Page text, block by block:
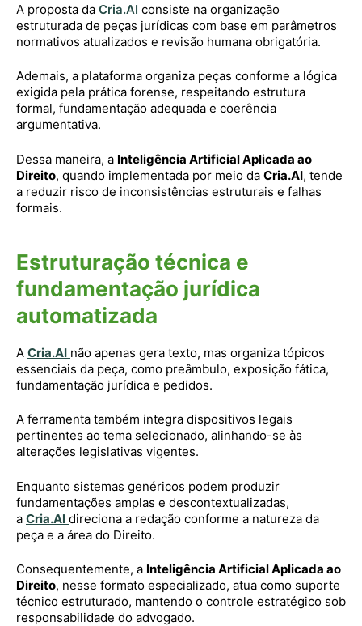
A proposta da Cria.AI consiste na organização
estruturada de peças jurídicas com base em parâmetros
normativos atualizados e revisão humana obrigatória.
Ademais, a plataforma organiza peças conforme a lógica
exigida pela prática forense, respeitando estrutura
formal, fundamentação adequada e coerência
argumentativa.
Dessa maneira, a Inteligência Artificial Aplicada ao
Direito, quando implementada por meio da Cria.AI, tende
a reduzir risco de inconsistências estruturais e falhas
formais.
Estruturação técnica e
fundamentação jurídica
automatizada
A Cria.AI não apenas gera texto, mas organiza tópicos
essenciais da peça, como preâmbulo, exposição fática,
fundamentação jurídica e pedidos.
A ferramenta também integra dispositivos legais
pertinentes ao tema selecionado, alinhando-se às
alterações legislativas vigentes.
Enquanto sistemas genéricos podem produzir
fundamentações amplas e descontextualizadas,
a Cria.AI direciona a redação conforme a natureza da
peça e a área do Direito.
Consequentemente, a Inteligência Artificial Aplicada ao
Direito, nesse formato especializado, atua como suporte
técnico estruturado, mantendo o controle estratégico sob
responsabilidade do advogado.